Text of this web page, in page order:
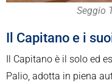
Seggio
Il Capitano e i
Il Capitano è il solo ed
Palio, adotta in piena